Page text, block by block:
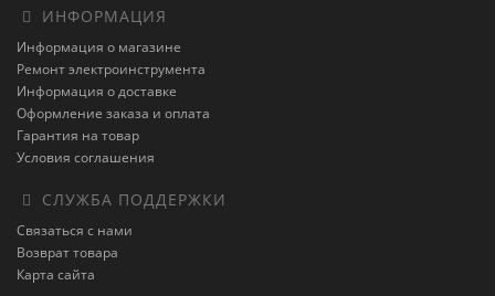
ИНФОРМАЦИЯ
Информация о магазине
Ремонт электроинструмента
Информация о доставке
Оформление заказа и оплата
Гарантия на товар
Условия соглашения
СЛУЖБА ПОДДЕРЖКИ
Связаться с нами
Возврат товара
Карта сайта